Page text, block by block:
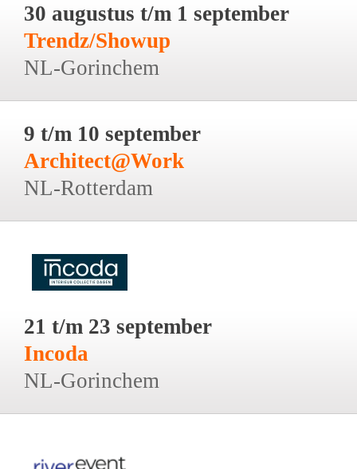
30 augustus t/m 1 september
Trendz/Showup
NL-Gorinchem
9 t/m 10 september
Architect@Work
NL-Rotterdam
21 t/m 23 september
Incoda
NL-Gorinchem